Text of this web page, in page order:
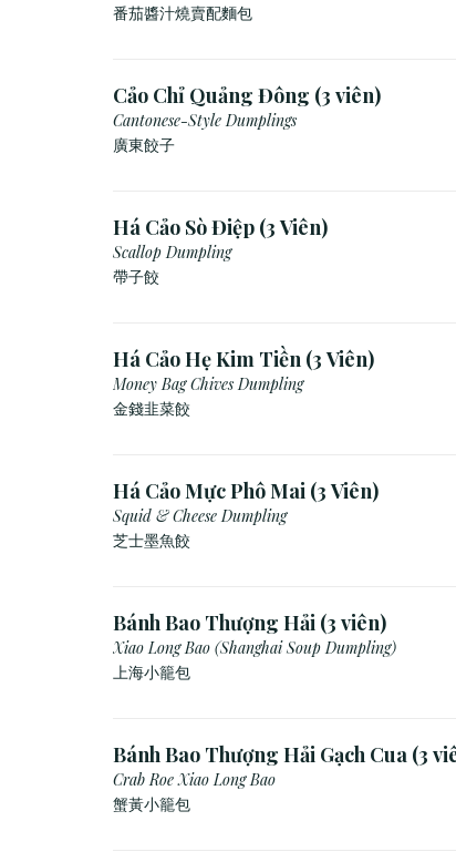
番茄醬汁燒賣配麵包
Cảo Chỉ Quảng Đông (3 viên)
Cantonese-Style Dumplings
廣東餃子
Há Cảo Sò Điệp (3 Viên)
Scallop Dumpling
帶子餃
Há Cảo Hẹ Kim Tiền (3 Viên)
Money Bag Chives Dumpling
金錢韭菜餃
Há Cảo Mực Phô Mai (3 Viên)
Squid & Cheese Dumpling
芝士墨魚餃
Bánh Bao Thượng Hải (3 viên)
Xiao Long Bao (Shanghai Soup Dumpling)
上海小籠包
Bánh Bao Thượng Hải Gạch Cua (3
Crab Roe Xiao Long Bao
蟹黃小籠包